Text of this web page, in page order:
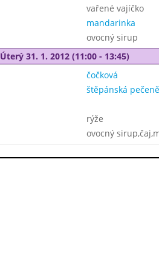
vařené vajíčko
mandarinka
ovocný sirup
Úterý 31. 1. 2012 (11:00 - 13:45)
čočková
štěpánská pečeně
rýže
ovocný